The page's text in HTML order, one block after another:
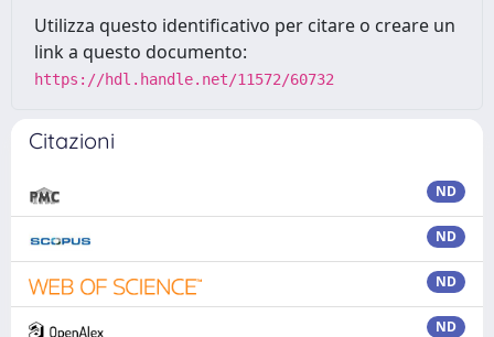
Utilizza questo identificativo per citare o creare un
link a questo documento:
https://hdl.handle.net/11572/60732
Citazioni
ND
ND
ND
ND